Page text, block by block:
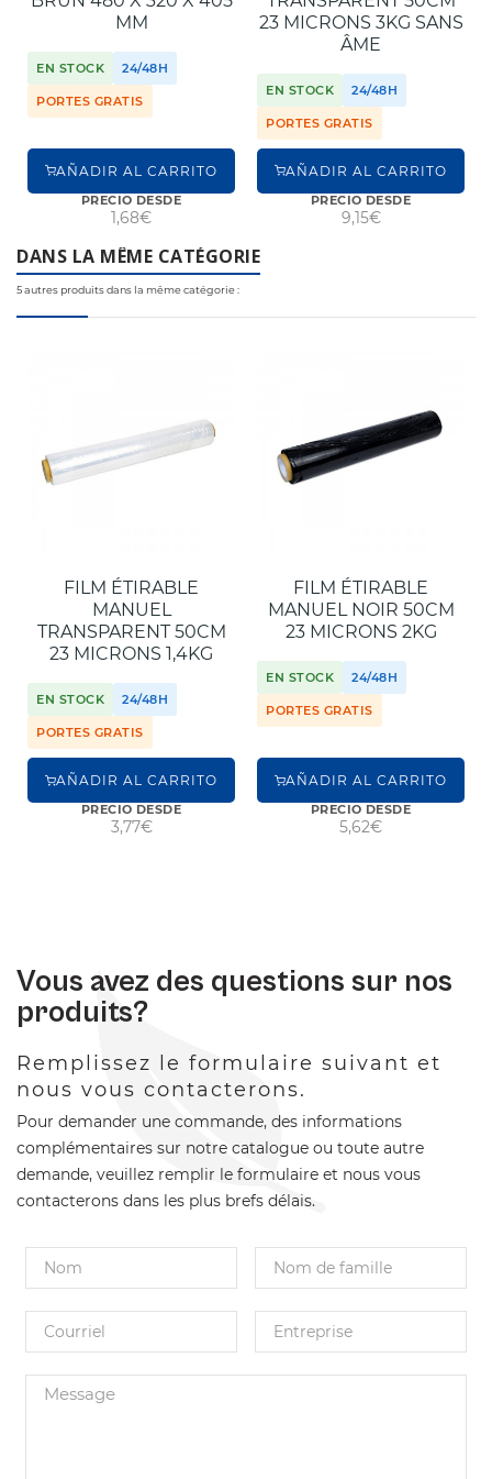
MM
EN STOCK 24/48H
PORTES GRATIS
AÑADIR AL CARRITO
PRECIO DESDE
1,68€
23 MICRONS 3KG SANS
ÂME
EN STOCK 24/48H
PORTES GRATIS
AÑADIR AL CARRITO
PRECIO DESDE
9,15€
DANS LA MÊME CATÉGORIE
5 autres produits dans la même catégorie :
FILM ÉTIRABLE
MANUEL
TRANSPARENT 50CM
23 MICRONS 1,4KG
EN STOCK 24/48H
PORTES GRATIS
AÑADIR AL CARRITO
PRECIO DESDE
3,77€
FILM ÉTIRABLE
MANUEL NOIR 50CM
23 MICRONS 2KG
EN STOCK 24/48H
PORTES GRATIS
AÑADIR AL CARRITO
PRECIO DESDE
5,62€
Vous avez des questions sur nos
produits?
Remplissez le formulaire suivant et
nous vous contacterons.
Pour demander une commande, des informations
complémentaires sur notre catalogue ou toute autre
demande, veuillez remplir le formulaire et nous vous
contacterons dans les plus brefs délais.